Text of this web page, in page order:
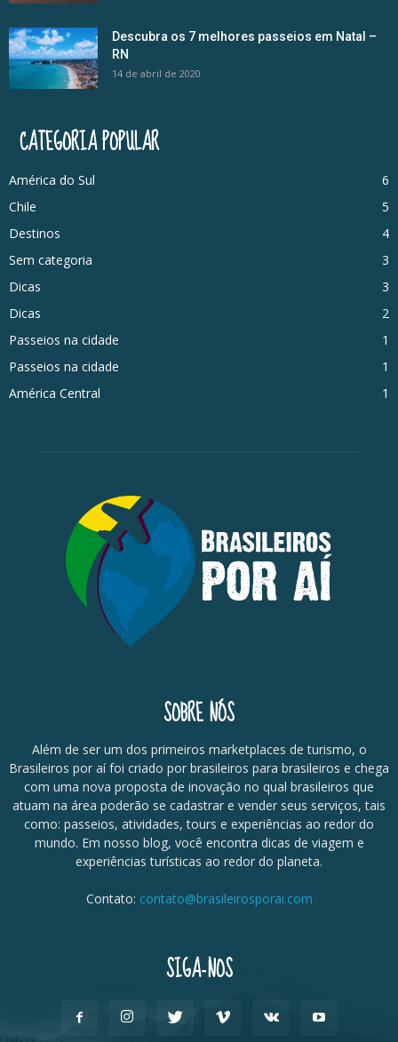
Descubra os 7 melhores passeios em Natal –
RN
14 de abril de 2020
CATEGORIA POPULAR
América do Sul
6
Chile
5
Destinos
4
Sem categoria
3
Dicas
3
Dicas
2
Passeios na cidade
1
Passeios na cidade
1
América Central
1
SOBRE NÓS
Além de ser um dos primeiros marketplaces de turismo, o
Brasileiros por aí foi criado por brasileiros para brasileiros e chega
com uma nova proposta de inovação no qual brasileiros que
atuam na área poderão se cadastrar e vender seus serviços, tais
como: passeios, atividades, tours e experiências ao redor do
mundo. Em nosso blog, você encontra dicas de viagem e
experiências turísticas ao redor do planeta.
Contato: contato@brasileirosporai.com
SIGA-NOS